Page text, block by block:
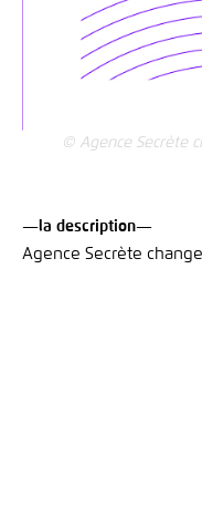
© Agence Secrète
—la description—
Agence Secrète